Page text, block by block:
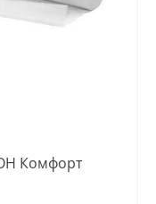
Комфорт